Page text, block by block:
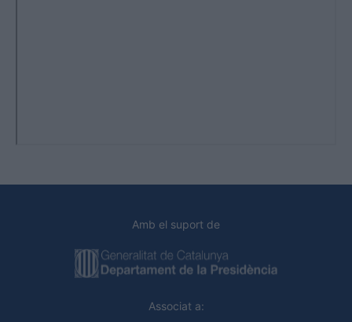
Amb el suport de
Associat a: